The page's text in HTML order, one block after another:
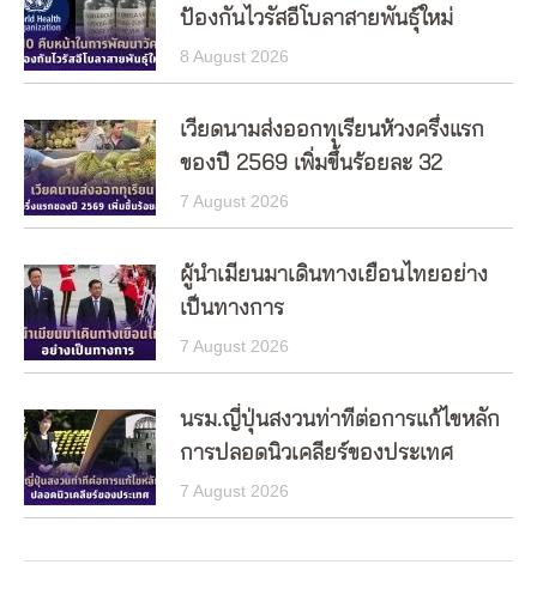
ป้องกันไวรัสอีโบลาสายพันธุ์ใหม่
8 August 2026
เวียดนามส่งออกทุเรียนห้วงครึ่งแรก
ของปี 2569 เพิ่มขึ้นร้อยละ 32
7 August 2026
ผู้นำเมียนมาเดินทางเยือนไทยอย่าง
เป็นทางการ
7 August 2026
นรม.ญี่ปุ่นสงวนท่าทีต่อการแก้ไขหลัก
การปลอดนิวเคลียร์ของประเทศ
7 August 2026